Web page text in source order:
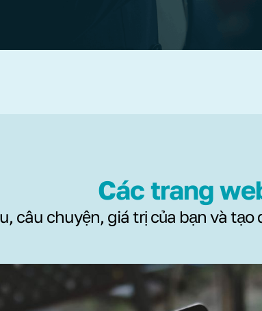
Các trang
câu chuyện, giá trị của bạn và